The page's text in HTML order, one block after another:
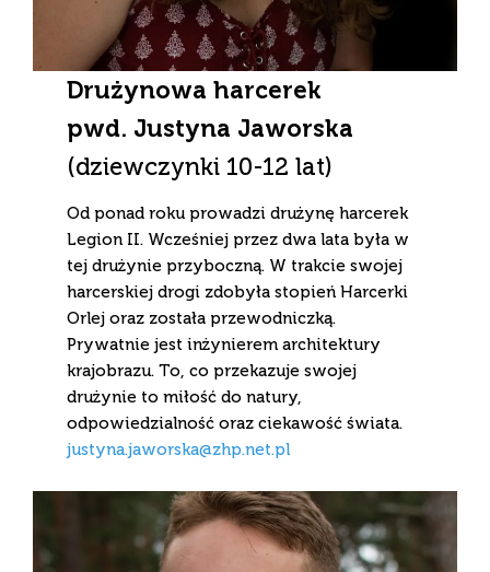
Drużynowa harcerek
pwd. Justyna Jaworska
(dziewczynki 10-12 lat)
Od ponad roku prowadzi drużynę harcerek
Legion II. Wcześniej przez dwa lata była w
tej drużynie przyboczną. W trakcie swojej
harcerskiej drogi zdobyła stopień Harcerki
Orlej oraz została przewodniczką.
Prywatnie jest inżynierem architektury
krajobrazu. To, co przekazuje swojej
drużynie to miłość do natury,
odpowiedzialność oraz ciekawość świata.
justyna.jaworska@zhp.net.pl